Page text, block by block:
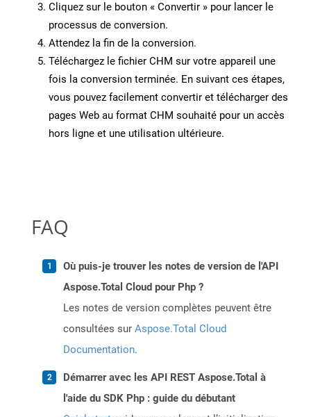
Cliquez sur le bouton « Convertir » pour lancer le
processus de conversion.
Attendez la fin de la conversion.
Téléchargez le fichier CHM sur votre appareil une
fois la conversion terminée. En suivant ces étapes,
vous pouvez facilement convertir et télécharger des
pages Web au format CHM souhaité pour un accès
hors ligne et une utilisation ultérieure.
FAQ
Où puis-je trouver les notes de version de l'API
Aspose.Total Cloud pour Php ?
Les notes de version complètes peuvent être
consultées sur Aspose.Total Cloud
Documentation.
Démarrer avec les API REST Aspose.Total à
l'aide du SDK Php : guide du débutant